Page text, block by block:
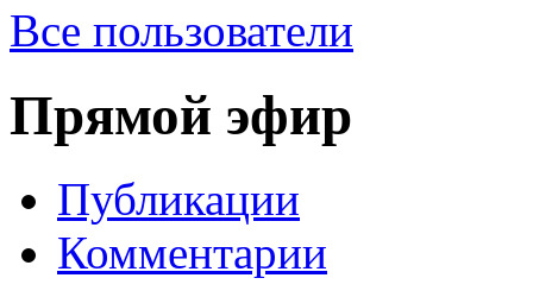
Все пользователи
Прямой эфир
Публикации
Комментарии